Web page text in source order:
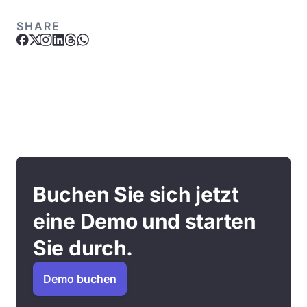
SHARE
Buchen Sie sich jetzt
eine Demo und starten
Sie durch.
Demo buchen